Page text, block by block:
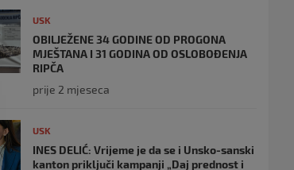
USK
OBILJEŽENE 34 GODINE OD PROGONA
MJEŠTANA I 31 GODINA OD OSLOBOĐENJA
RIPČA
prije 2 mjeseca
USK
INES DELIĆ: Vrijeme je da se i Unsko-sanski
kanton priključi kampanji „Daj prednost i